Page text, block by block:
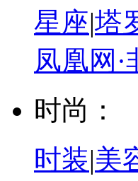
星座|塔
凤凰网·
时尚：
时装|美